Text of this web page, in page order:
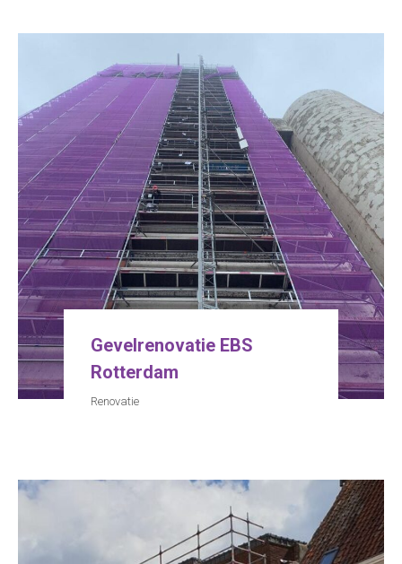
Gevelrenovatie EBS
Rotterdam
Renovatie